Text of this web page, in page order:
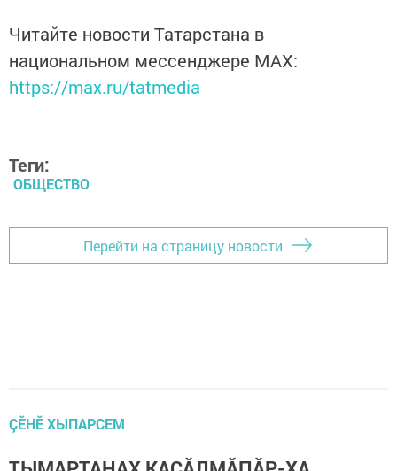
Читайте новости Татарстана в
национальном мессенджере MАХ:
https://max.ru/tatmedia
Теги:
ОБЩЕСТВО
Перейти на страницу новости
ÇӖНӖ ХЫПАРСЕМ